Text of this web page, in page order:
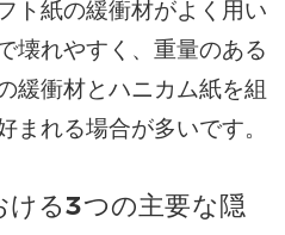
ト紙の緩衝材がよく用い
壊れやすく、重量のある
緩衝材とハニカム紙を組
まれる場合が多いです。
ける3つの主要な隠